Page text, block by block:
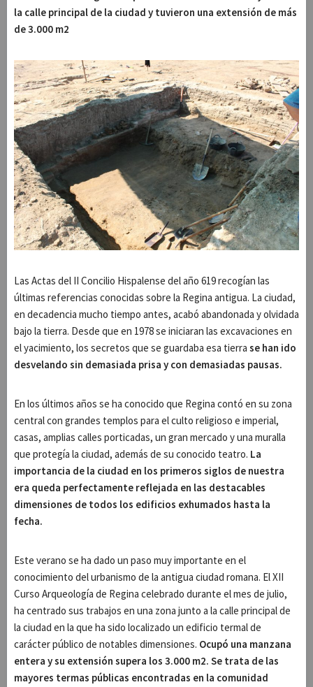
la calle principal de la ciudad y tuvieron una extensión de más
de 3.000 m2
Las Actas del II Concilio Hispalense del año 619 recogían las
últimas referencias conocidas sobre la Regina antigua. La ciudad,
en decadencia mucho tiempo antes, acabó abandonada y olvidada
bajo la tierra. Desde que en 1978 se iniciaran las excavaciones en
el yacimiento, los secretos que se guardaba esa tierra se han ido
desvelando sin demasiada prisa y con demasiadas pausas.
En los últimos años se ha conocido que Regina contó en su zona
central con grandes templos para el culto religioso e imperial,
casas, amplias calles porticadas, un gran mercado y una muralla
que protegía la ciudad, además de su conocido teatro. La
importancia de la ciudad en los primeros siglos de nuestra
era queda perfectamente reflejada en las destacables
dimensiones de todos los edificios exhumados hasta la
fecha.
Este verano se ha dado un paso muy importante en el
conocimiento del urbanismo de la antigua ciudad romana. El XII
Curso Arqueología de Regina celebrado durante el mes de julio,
ha centrado sus trabajos en una zona junto a la calle principal de
la ciudad en la que ha sido localizado un edificio termal de
carácter público de notables dimensiones. Ocupó una manzana
entera y su extensión supera los 3.000 m2. Se trata de las
mayores termas públicas encontradas en la comunidad